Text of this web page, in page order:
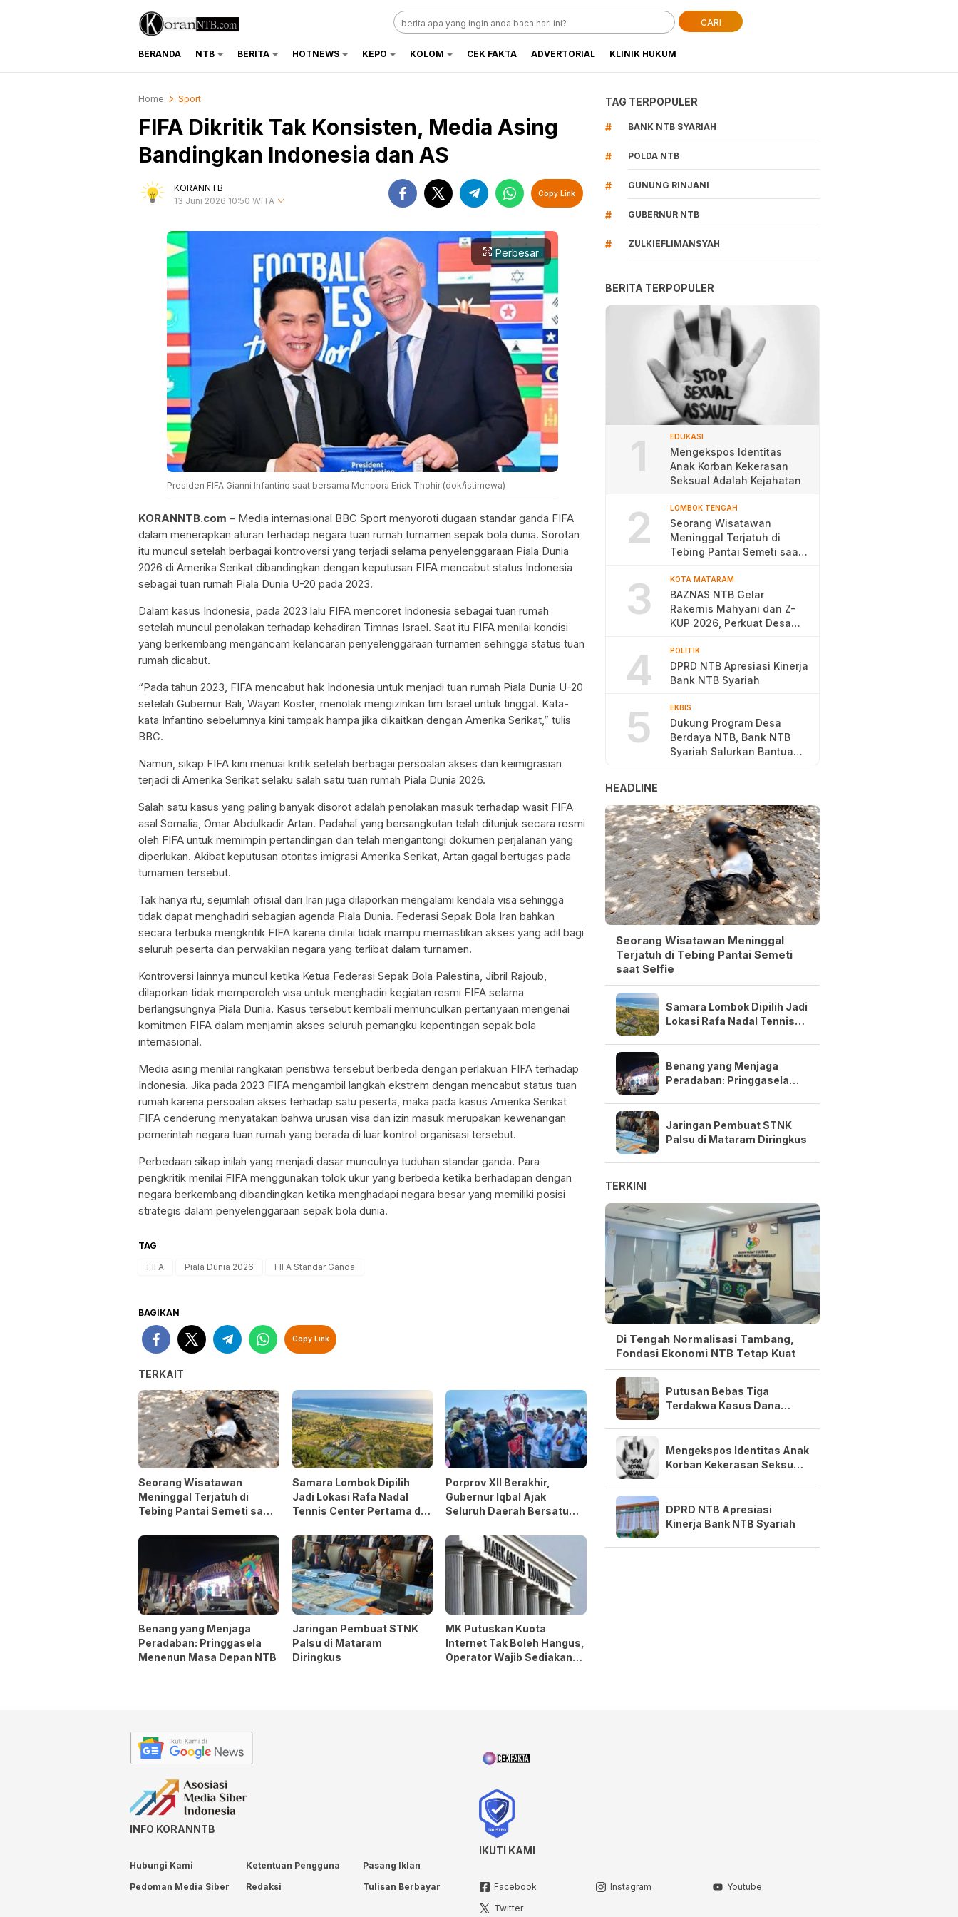
koranntb.com
CARI
BERANDA NTB BERITA HOTNEWS KEPO KOLOM CEK FAKTA ADVERTORIAL KLINIK HUKUM
Home Sport
FIFA Dikritik Tak Konsisten, Media Asing
Bandingkan Indonesia dan AS
KORANNTB
13 Juni 2026 10:50 WITA
Copy Link
Perbesar
Presiden FIFA Gianni Infantino saat bersama Menpora Erick Thohir (dok/istimewa)
KORANNTB.com – Media internasional BBC Sport menyoroti dugaan standar ganda FIFA
dalam menerapkan aturan terhadap negara tuan rumah turnamen sepak bola dunia. Sorotan
itu muncul setelah berbagai kontroversi yang terjadi selama penyelenggaraan Piala Dunia
2026 di Amerika Serikat dibandingkan dengan keputusan FIFA mencabut status Indonesia
sebagai tuan rumah Piala Dunia U-20 pada 2023.
Dalam kasus Indonesia, pada 2023 lalu FIFA mencoret Indonesia sebagai tuan rumah
setelah muncul penolakan terhadap kehadiran Timnas Israel. Saat itu FIFA menilai kondisi
yang berkembang mengancam kelancaran penyelenggaraan turnamen sehingga status tuan
rumah dicabut.
“Pada tahun 2023, FIFA mencabut hak Indonesia untuk menjadi tuan rumah Piala Dunia U-20
setelah Gubernur Bali, Wayan Koster, menolak mengizinkan tim Israel untuk tinggal. Kata-
kata Infantino sebelumnya kini tampak hampa jika dikaitkan dengan Amerika Serikat,” tulis
BBC.
Namun, sikap FIFA kini menuai kritik setelah berbagai persoalan akses dan keimigrasian
terjadi di Amerika Serikat selaku salah satu tuan rumah Piala Dunia 2026.
Salah satu kasus yang paling banyak disorot adalah penolakan masuk terhadap wasit FIFA
asal Somalia, Omar Abdulkadir Artan. Padahal yang bersangkutan telah ditunjuk secara resmi
oleh FIFA untuk memimpin pertandingan dan telah mengantongi dokumen perjalanan yang
diperlukan. Akibat keputusan otoritas imigrasi Amerika Serikat, Artan gagal bertugas pada
turnamen tersebut.
Tak hanya itu, sejumlah ofisial dari Iran juga dilaporkan mengalami kendala visa sehingga
tidak dapat menghadiri sebagian agenda Piala Dunia. Federasi Sepak Bola Iran bahkan
secara terbuka mengkritik FIFA karena dinilai tidak mampu memastikan akses yang adil bagi
seluruh peserta dan perwakilan negara yang terlibat dalam turnamen.
Kontroversi lainnya muncul ketika Ketua Federasi Sepak Bola Palestina, Jibril Rajoub,
dilaporkan tidak memperoleh visa untuk menghadiri kegiatan resmi FIFA selama
berlangsungnya Piala Dunia. Kasus tersebut kembali memunculkan pertanyaan mengenai
komitmen FIFA dalam menjamin akses seluruh pemangku kepentingan sepak bola
internasional.
Media asing menilai rangkaian peristiwa tersebut berbeda dengan perlakuan FIFA terhadap
Indonesia. Jika pada 2023 FIFA mengambil langkah ekstrem dengan mencabut status tuan
rumah karena persoalan akses terhadap satu peserta, maka pada kasus Amerika Serikat
FIFA cenderung menyatakan bahwa urusan visa dan izin masuk merupakan kewenangan
pemerintah negara tuan rumah yang berada di luar kontrol organisasi tersebut.
Perbedaan sikap inilah yang menjadi dasar munculnya tuduhan standar ganda. Para
pengkritik menilai FIFA menggunakan tolok ukur yang berbeda ketika berhadapan dengan
negara berkembang dibandingkan ketika menghadapi negara besar yang memiliki posisi
strategis dalam penyelenggaraan sepak bola dunia.
TAG
FIFA
Piala Dunia 2026 FIFA Standar Ganda
BAGIKAN
Copy Link
TERKAIT
Seorang Wisatawan
Meninggal Terjatuh di
Tebing Pantai Semeti saat
Samara Lombok Dipilih
Jadi Lokasi Rafa Nadal
Tennis Center Pertama di
Porprov XII Berakhir,
Gubernur Iqbal Ajak
Seluruh Daerah Bersatu
Benang yang Menjaga
Peradaban: Pringgasela
Menenun Masa Depan NTB
Jaringan Pembuat STNK
Palsu di Mataram
Diringkus
MK Putuskan Kuota
Internet Tak Boleh Hangus,
Operator Wajib Sediakan
TAG TERPOPULER
# BANK NTB SYARIAH
# POLDA NTB
# GUNUNG RINJANI
# GUBERNUR NTB
# ZULKIEFLIMANSYAH
BERITA TERPOPULER
1 EDUKASI
Mengekspos Identitas
Anak Korban Kekerasan
Seksual Adalah Kejahatan
2 LOMBOK TENGAH
Seorang Wisatawan
Meninggal Terjatuh di
Tebing Pantai Semeti saat
3 KOTA MATARAM
BAZNAS NTB Gelar
Rakernis Mahyani dan Z-
KUP 2026, Perkuat Desa
4 POLITIK
DPRD NTB Apresiasi Kinerja
Bank NTB Syariah
5 EKBIS
Dukung Program Desa
Berdaya NTB, Bank NTB
Syariah Salurkan Bantuan
HEADLINE
Seorang Wisatawan Meninggal
Terjatuh di Tebing Pantai Semeti
saat Selfie
Samara Lombok Dipilih Jadi
Lokasi Rafa Nadal Tennis
Benang yang Menjaga
Peradaban: Pringgasela
Jaringan Pembuat STNK
Palsu di Mataram Diringkus
TERKINI
Di Tengah Normalisasi Tambang,
Fondasi Ekonomi NTB Tetap Kuat
Putusan Bebas Tiga
Terdakwa Kasus Dana
Mengekspos Identitas Anak
Korban Kekerasan Seksual
DPRD NTB Apresiasi
Kinerja Bank NTB Syariah
INFO KORANNTB
Hubungi Kami Ketentuan Pengguna
Pasang Iklan
Pedoman Media Siber
Redaksi Tulisan Berbayar
IKUTI KAMI
Facebook Instagram
Youtube
Twitter